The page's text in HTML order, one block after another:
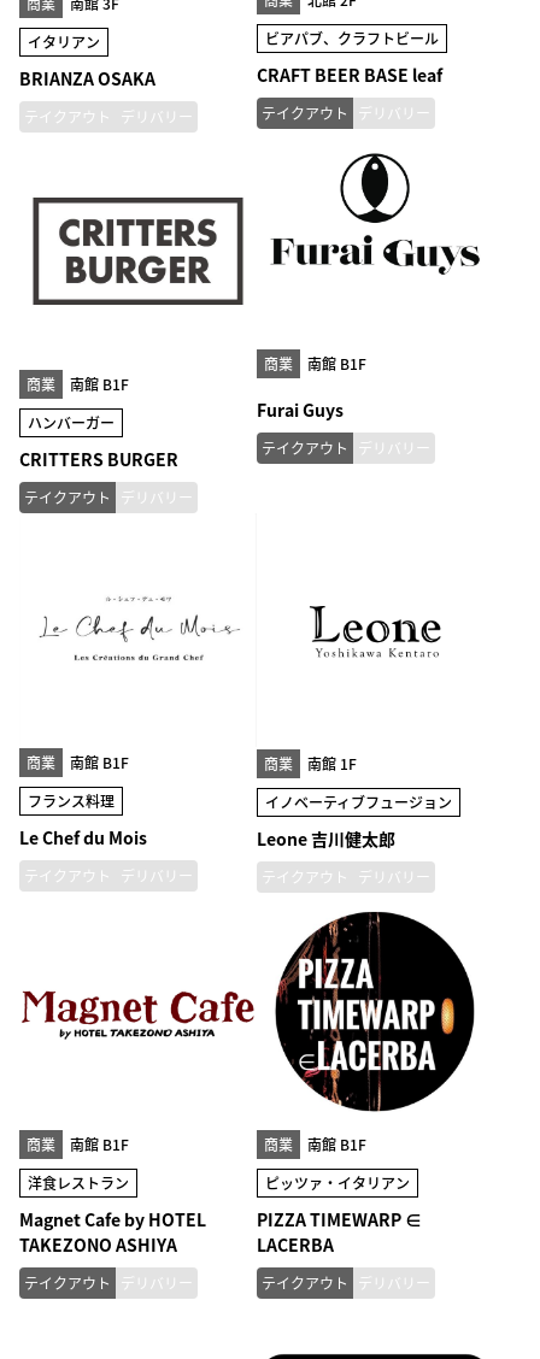
イタリアン
BRIANZA OSAKA
テイクアウト デリバリー
ビアパブ、クラフトビール
CRAFT BEER BASE leaf
テイクアウト デリバリー
商業
南館 B1F
ハンバーガー
CRITTERS BURGER
テイクアウト デリバリー
商業 南館 B1F
Furai Guys
テイクアウト デリバリー
商業
南館 B1F
フランス料理
Le Chef du Mois
テイクアウト デリバリー
商業
南館 1F
イノベーティブフュージョン
Leone 吉川健太郎
テイクアウト デリバリー
商業
南館 B1F
洋食レストラン
Magnet Cafe by HOTEL
TAKEZONO ASHIYA
テイクアウト デリバリー
商業
南館 B1F
ピッツァ・イタリアン
PIZZA TIMEWARP ∈
LACERBA
テイクアウト デリバリー